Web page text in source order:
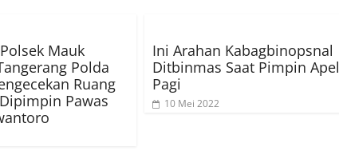
Mauk
Polda
Ruang
Pawas
Ini Arahan Kabagbinopsnal
Ditbinmas Saat Pimpin Apel
Pagi
10 Mei 2022